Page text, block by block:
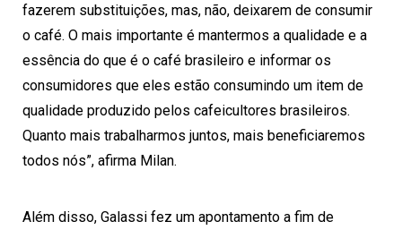
fazerem substituições, mas, não, deixarem de consumir
o café. O mais importante é mantermos a qualidade e a
essência do que é o café brasileiro e informar os
consumidores que eles estão consumindo um item de
qualidade produzido pelos cafeicultores brasileiros.
Quanto mais trabalharmos juntos, mais beneficiaremos
todos nós”, afirma Milan.
Além disso, Galassi fez um apontamento a fim de